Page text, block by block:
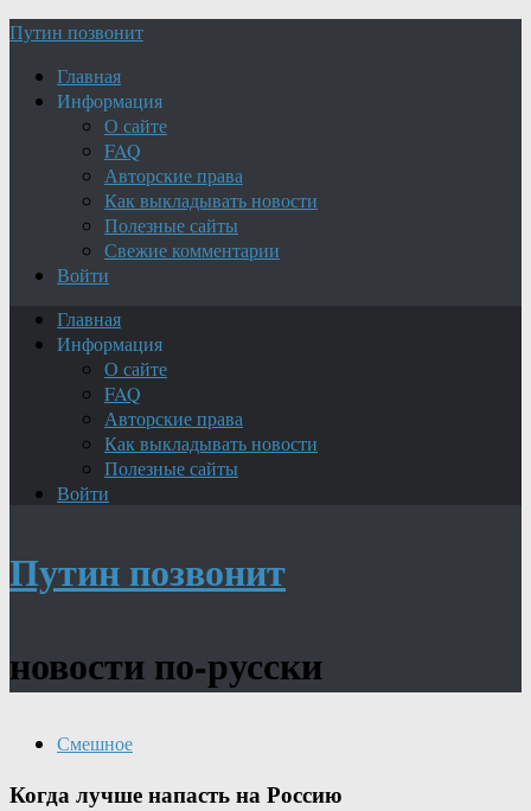
Путин позвонит
Главная
Информация
О сайте
FAQ
Авторские права
Как выкладывать новости
Полезные сайты
Свежие комментарии
Войти
Главная
Информация
О сайте
FAQ
Авторские права
Как выкладывать новости
Полезные сайты
Войти
Путин позвонит
новости по-русски
Смешное
Когда лучше напасть на Россию